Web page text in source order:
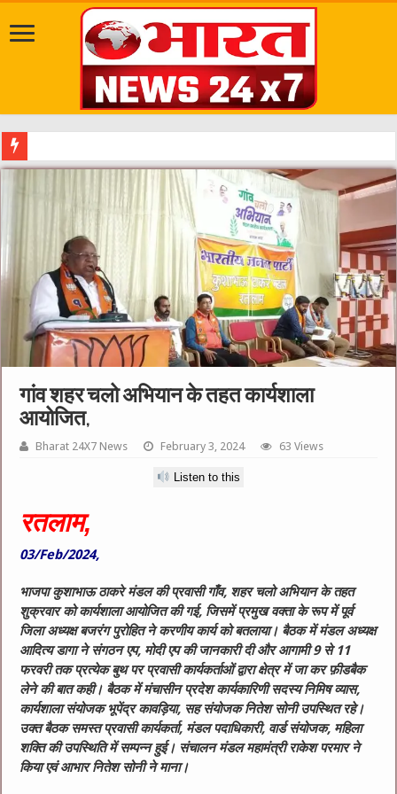
गांव शहर चलो अभियान के तहत कार्यशाला
आयोजित,
Bharat 24X7 News February 3, 2024 63 Views
Listen to this
रतलाम,
03/Feb/2024,
भाजपा कुशाभाऊ ठाकरे मंडल की प्रवासी गाँव, शहर चलो अभियान के तहत
शुक्रवार को कार्यशाला आयोजित की गई, जिसमें प्रमुख वक्ता के रूप में पूर्व
जिला अध्यक्ष बजरंग पुरोहित ने करणीय कार्य को बतलाया। बैठक में मंडल अध्यक्ष
आदित्य डागा ने संगठन एप, मोदी एप की जानकारी दी और आगामी 9 से 11
फरवरी तक प्रत्येक बुथ पर प्रवासी कार्यकर्ताओं द्वारा क्षेत्र में जा कर फ़ीडबैक
लेने की बात कही। बैठक में मंचासीन प्रदेश कार्यकारिणी सदस्य निमिष व्यास,
कार्यशाला संयोजक भूपेंद्र कावड़िया, सह संयोजक नितेश सोनी उपस्थित रहे।
उक्त बैठक समस्त प्रवासी कार्यकर्ता, मंडल पदाधिकारी, वार्ड संयोजक, महिला
शक्ति की उपस्थिति में सम्पन्न हुई। संचालन मंडल महामंत्री राकेश परमार ने
किया एवं आभार नितेश सोनी ने माना।